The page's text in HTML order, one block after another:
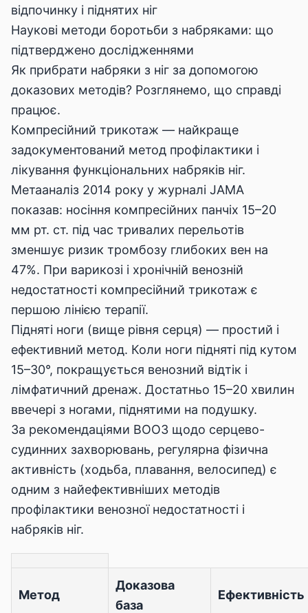
відпочинку і піднятих ніг
Наукові методи боротьби з набряками: що
підтверджено дослідженнями
Як прибрати набряки з ніг за допомогою
доказових методів? Розглянемо, що справді
працює.
Компресійний трикотаж — найкраще
задокументований метод профілактики і
лікування функціональних набряків ніг.
Метааналіз 2014 року у журналі JAMA
показав: носіння компресійних панчіх 15–20
мм рт. ст. під час тривалих перельотів
зменшує ризик тромбозу глибоких вен на
47%. При варикозі і хронічній венозній
недостатності компресійний трикотаж є
першою лінією терапії.
Підняті ноги (вище рівня серця) — простий і
ефективний метод. Коли ноги підняті під кутом
15–30°, покращується венозний відтік і
лімфатичний дренаж. Достатньо 15–20 хвилин
ввечері з ногами, піднятими на подушку.
За рекомендаціями ВООЗ щодо серцево-
судинних захворювань, регулярна фізична
активність (ходьба, плавання, велосипед) є
одним з найефективніших методів
профілактики венозної недостатності і
набряків ніг.
Метод
Доказова
база
Ефективність